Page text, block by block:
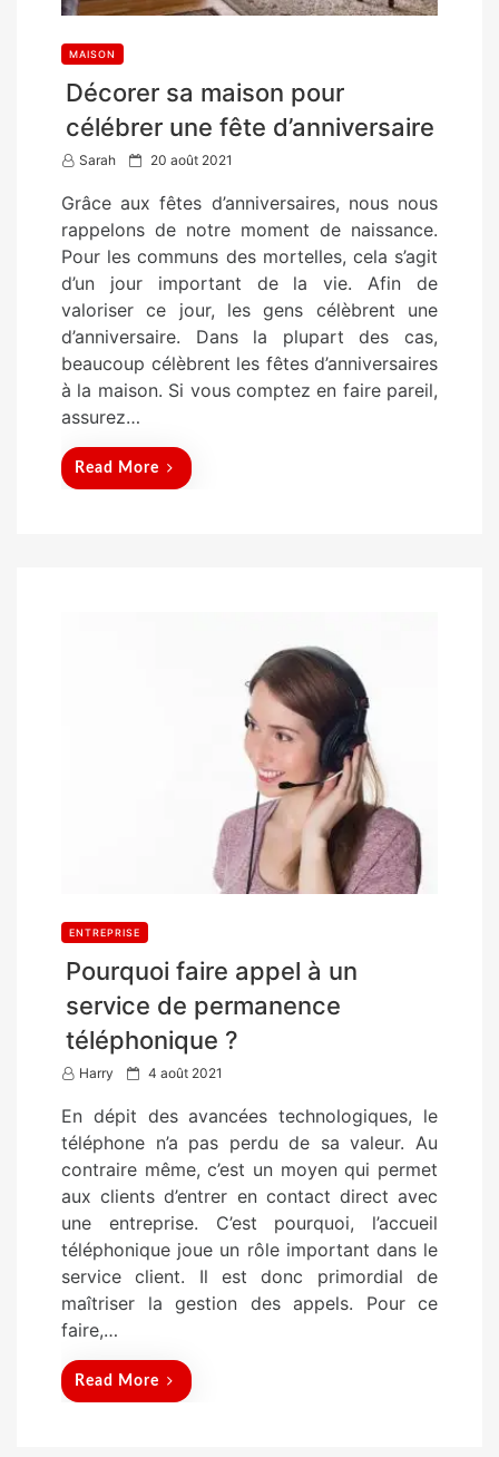
MAISON
Décorer sa maison pour
célébrer une fête d’anniversaire
Sarah
P
s
t
e
o
n
20 août 2021
Grâce aux fêtes d’anniversaires, nous nous
rappelons de notre moment de naissance.
Pour les communs des mortelles, cela s’agit
d’un jour important de la vie. Afin de
valoriser ce jour, les gens célèbrent une
d’anniversaire. Dans la plupart des cas,
beaucoup célèbrent les fêtes d’anniversaires
à la maison. Si vous comptez en faire pareil,
assurez…
Read More
ENTREPRISE
Pourquoi faire appel à un
service de permanence
téléphonique ?
Harry
P
t
d
o
n
4 août 2021
En dépit des avancées technologiques, le
téléphone n’a pas perdu de sa valeur. Au
contraire même, c’est un moyen qui permet
aux clients d’entrer en contact direct avec
une entreprise. C’est pourquoi, l’accueil
téléphonique joue un rôle important dans le
service client. Il est donc primordial de
maîtriser la gestion des appels. Pour ce
faire,…
Read More